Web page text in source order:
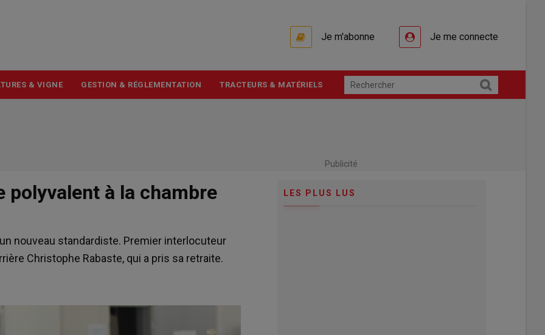
Je m'abonne Je me connecte
& VIGNE GESTION & RÉGLEMENTATION TRACTEURS & MATÉRIELS
Publicité
à la chambre
nouveau standardiste. Premier interlocuteur
Christophe Rabaste, qui a pris sa retraite.
LES PLUS LUS